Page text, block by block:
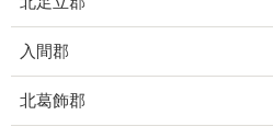
入間郡
北葛飾郡